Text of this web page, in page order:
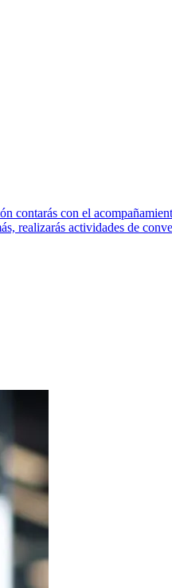
contarás con el
realizarás actividades de